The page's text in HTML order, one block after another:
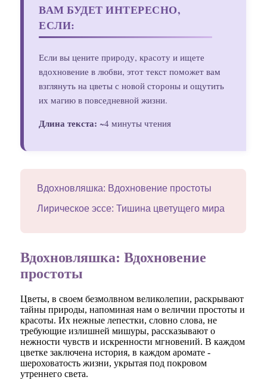
ВАМ БУДЕТ ИНТЕРЕСНО,
ЕСЛИ:
Если вы цените природу, красоту и ищете
вдохновение в любви, этот текст поможет вам
взглянуть на цветы с новой стороны и ощутить
их магию в повседневной жизни.
Длина текста: ~4 минуты чтения
Вдохновляшка: Вдохновение простоты
Лирическое эссе: Тишина цветущего мира
Вдохновляшка: Вдохновение
простоты
Цветы, в своем безмолвном великолепии, раскрывают
тайны природы, напоминая нам о величии простоты и
красоты. Их нежные лепестки, словно слова, не
требующие излишней мишуры, рассказывают о
нежности чувств и искренности мгновений. В каждом
цветке заключена история, в каждом аромате -
шероховатость жизни, укрытая под покровом
утреннего света.